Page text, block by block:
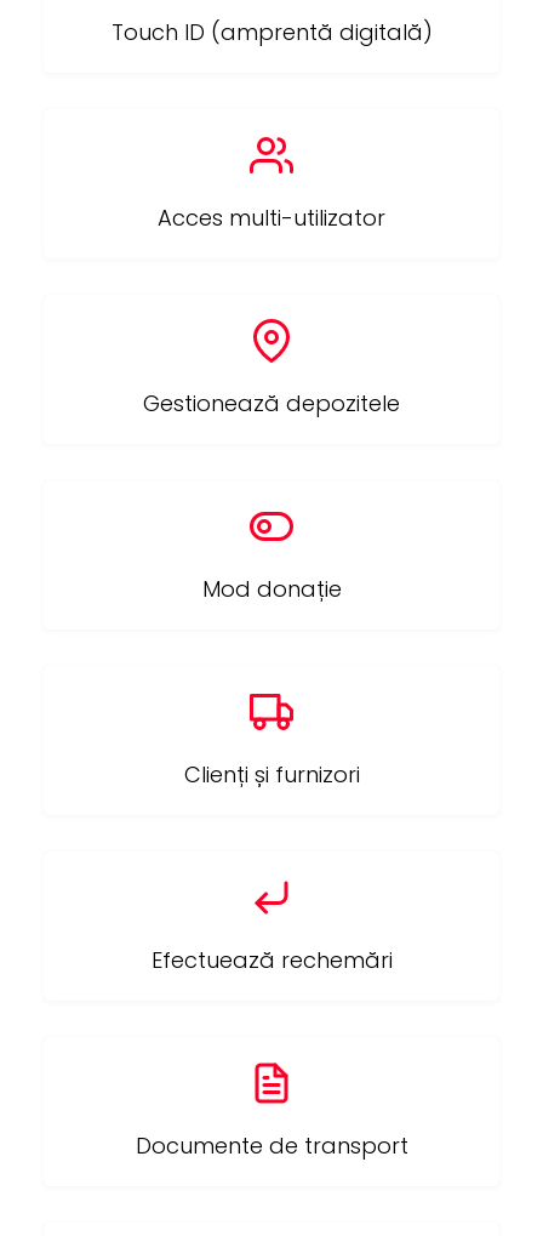
Touch ID (amprentă digitală)
Acces multi-utilizator
Gestionează depozitele
Mod donație
Clienți și furnizori
Efectuează rechemări
Documente de transport